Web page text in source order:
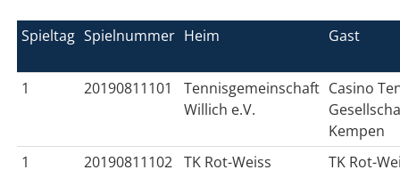
Spieltag Spielnummer Heim Gast
1 20190811101
Tennisgemeinschaft
Willich e.V.
Casino
Kempen
1
20190811102 TK Rot-Weiss
TK Rot-